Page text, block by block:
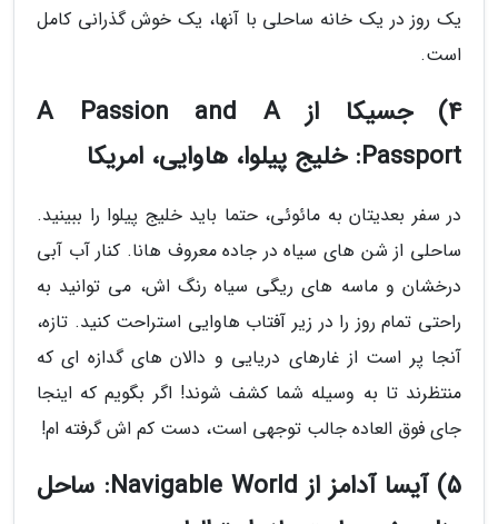
یک روز در یک خانه ساحلی با آنها، یک خوش گذرانی کامل
است.
4) جسیکا از A Passion and A
Passport: خلیج پیلوا، هاوایی، امریکا
در سفر بعدیتان به مائوئی، حتما باید خلیج پیلوا را ببینید.
ساحلی از شن های سیاه در جاده معروف هانا. کنار آب آبی
درخشان و ماسه های ریگی سیاه رنگ اش، می توانید به
راحتی تمام روز را در زیر آفتاب هاوایی استراحت کنید. تازه،
آنجا پر است از غارهای دریایی و دالان های گدازه ای که
منتظرند تا به وسیله شما کشف شوند! اگر بگویم که اینجا
جای فوق العاده جالب توجهی است، دست کم اش گرفته ام!
5) آیسا آدامز از Navigable World: ساحل